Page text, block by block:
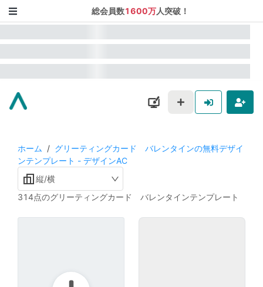
総会員数1600万人突破！
ホーム / グリーティングカード バレンタインの無料デザイ
ンテンプレート - デザインAC
縦/横
314点のグリーティングカード バレンタインテンプレート